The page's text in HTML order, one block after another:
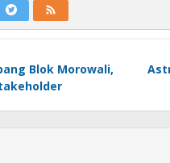
Blok Morowali,